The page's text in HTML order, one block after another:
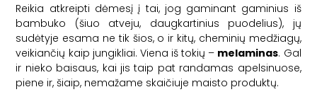
Reikia atkreipti dėmesį į tai, jog gaminant gaminius iš
bambuko (šiuo atveju, daugkartinius puodelius), jų
sudėtyje esama ne tik šios, o ir kitų, cheminių medžiagų,
veikiančių kaip jungikliai. Viena iš tokių – melaminas. Gal
ir nieko baisaus, kai jis taip pat randamas apelsinuose,
piene ir, šiaip, nemažame skaičiuje maisto produktų.